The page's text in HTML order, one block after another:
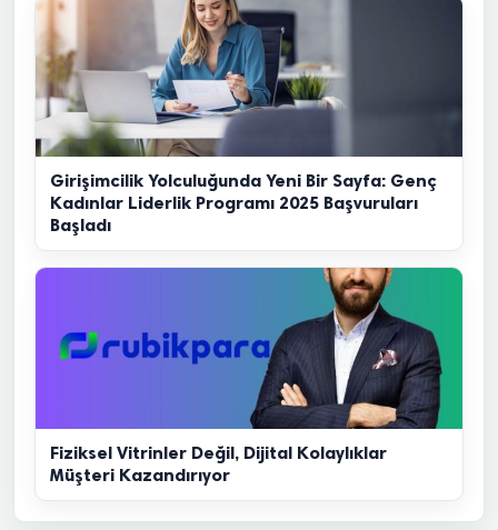
Girişimcilik Yolculuğunda Yeni Bir Sayfa: Genç
Kadınlar Liderlik Programı 2025 Başvuruları
Başladı
Fiziksel Vitrinler Değil, Dijital Kolaylıklar
Müşteri Kazandırıyor